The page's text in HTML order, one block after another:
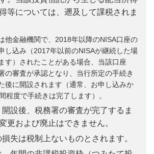
等については、遡及して課税されま
他金融機関で、2018年以降のNISA口座の
し込み（2017年以前のNISAが継続した場
す）されたことがある場合、当該口座
の審査が承認となり、当行所定の手続き
後に開設されます（通常、お申し込みか
程度で手続きは完了します）。
設後、税務署の審査が完了するま
更および廃止はできません。
失は税制上ないものとされます。